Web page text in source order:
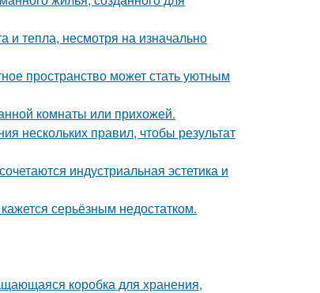
и тепла, несмотря на изначально
пространство может стать уютным
комнаты или прихожей.
нескольких правил, чтобы результат
индустриальная эстетика и
серьёзным недостатком.
коробка для хранения,